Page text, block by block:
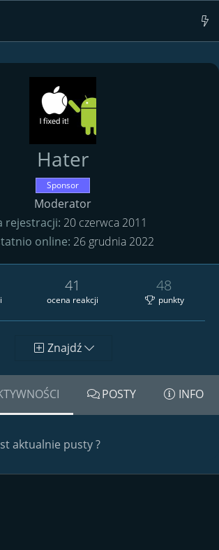
Hater
Sponsor
Moderator
rejestracji 20 czerwca 2011
online 26 grudnia 2022
ocena reakcji
41
punkty
48
Znajdź
POSTY INFO
aktualnie pusty ?